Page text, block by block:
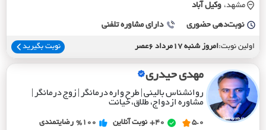
مشهد، وکيل آباد
نوبت‌دهی حضوری دارای مشاوره تلفنی
اولین نوبت:امروز شنبه 17مرداد 6عصر نوبت بگیرید
مهدی حیدری
روانشناس بالینی | طرح واره درمانگر | زوج درمانگر |
مشاوره ازدواج، طلاق، خیانت
5.0
40+ نوبت آنلاین %100 رضایتمندی